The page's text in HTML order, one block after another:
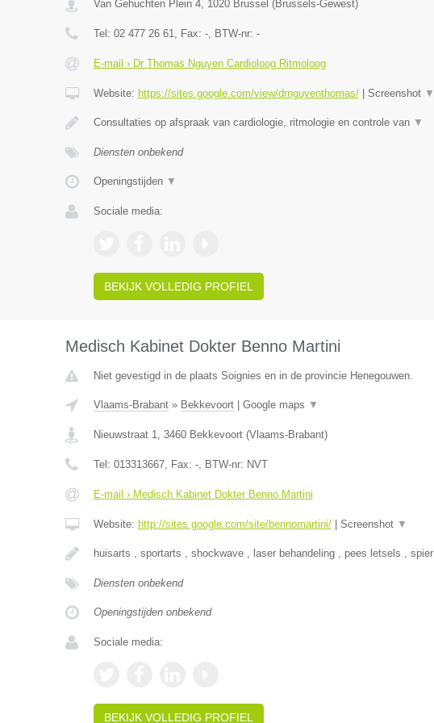
Van Gehuchten Plein 4, 1020 Brussel (Brussels-Gewest)
Tel: 02 477 26 61, Fax: -, BTW-nr: -
E-mail › Dr Thomas Nguyen Cardioloog Ritmoloog
Website: https://sites.google.com/view/drnguyenthomas/| Screenshot ▼
Consultaties op afspraak van cardiologie, ritmologie en controle van ▼
Diensten onbekend
Openingstijden ▼
Sociale media:
BEKIJK VOLLEDIG PROFIEL
Medisch Kabinet Dokter Benno Martini
Niet gevestigd in de plaats Soignies en in de provincie Henegouwen.
Vlaams-Brabant» Bekkevoort| Google maps ▼
Nieuwstraat 1, 3460 Bekkevoort(Vlaams-Brabant)
Tel: 013313667, Fax: -, BTW-nr: NVT
E-mail › Medisch Kabinet Dokter Benno Martini
Website: http://sites.google.com/site/bennomartini/| Screenshot ▼
huisarts , sportarts , shockwave , laser behandeling , pees letsels , spier
Diensten onbekend
Openingstijden onbekend
Sociale media:
BEKIJK VOLLEDIG PROFIEL